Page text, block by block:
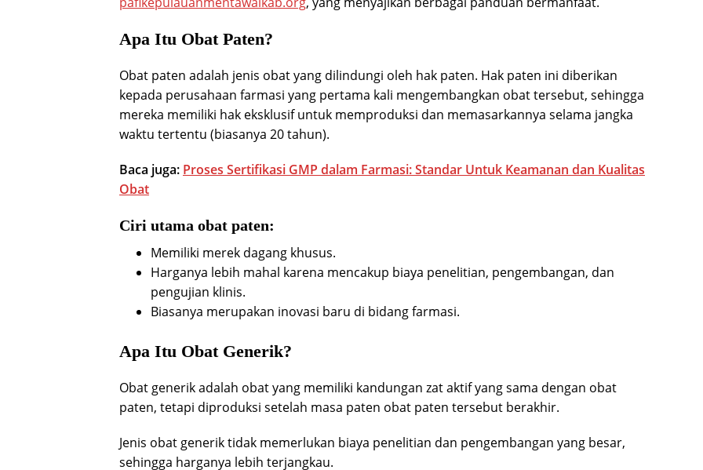
Apa Itu Obat Paten?
Obat paten adalah jenis obat yang dilindungi oleh hak paten. Hak paten ini diberikan
kepada perusahaan farmasi yang pertama kali mengembangkan obat tersebut, sehingga
mereka memiliki hak eksklusif untuk memproduksi dan memasarkannya selama jangka
waktu tertentu (biasanya 20 tahun).
Baca juga: Proses Sertifikasi GMP dalam Farmasi: Standar Untuk Keamanan dan Kualitas
Obat
Ciri utama obat paten:
Memiliki merek dagang khusus.
Harganya lebih mahal karena mencakup biaya penelitian, pengembangan, dan
pengujian klinis.
Biasanya merupakan inovasi baru di bidang farmasi.
Apa Itu Obat Generik?
Obat generik adalah obat yang memiliki kandungan zat aktif yang sama dengan obat
paten, tetapi diproduksi setelah masa paten obat paten tersebut berakhir.
Jenis obat generik tidak memerlukan biaya penelitian dan pengembangan yang besar,
sehingga harganya lebih terjangkau.